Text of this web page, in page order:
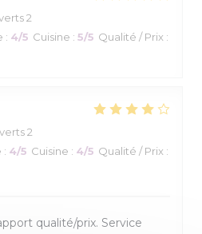
2
: 4/5 Cuisine : 5/5 Qualité / Prix :
2
: 4/5 Cuisine : 4/5 Qualité / Prix :
qualité/prix. Service